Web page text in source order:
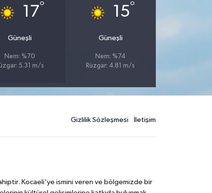
17°
Güneşli
Nem: %70
5.31 m/s
15°
Güneşli
Nem: %74
Rüzgar: 4.81 m/s
Gizlilik Sözleşmesi İletişim
Kocaeli'ye ismini veren ve bölgemizde bir